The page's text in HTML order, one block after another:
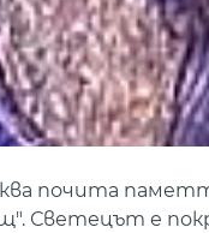
почита
Светецът е